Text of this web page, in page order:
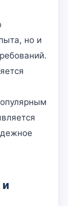
но и